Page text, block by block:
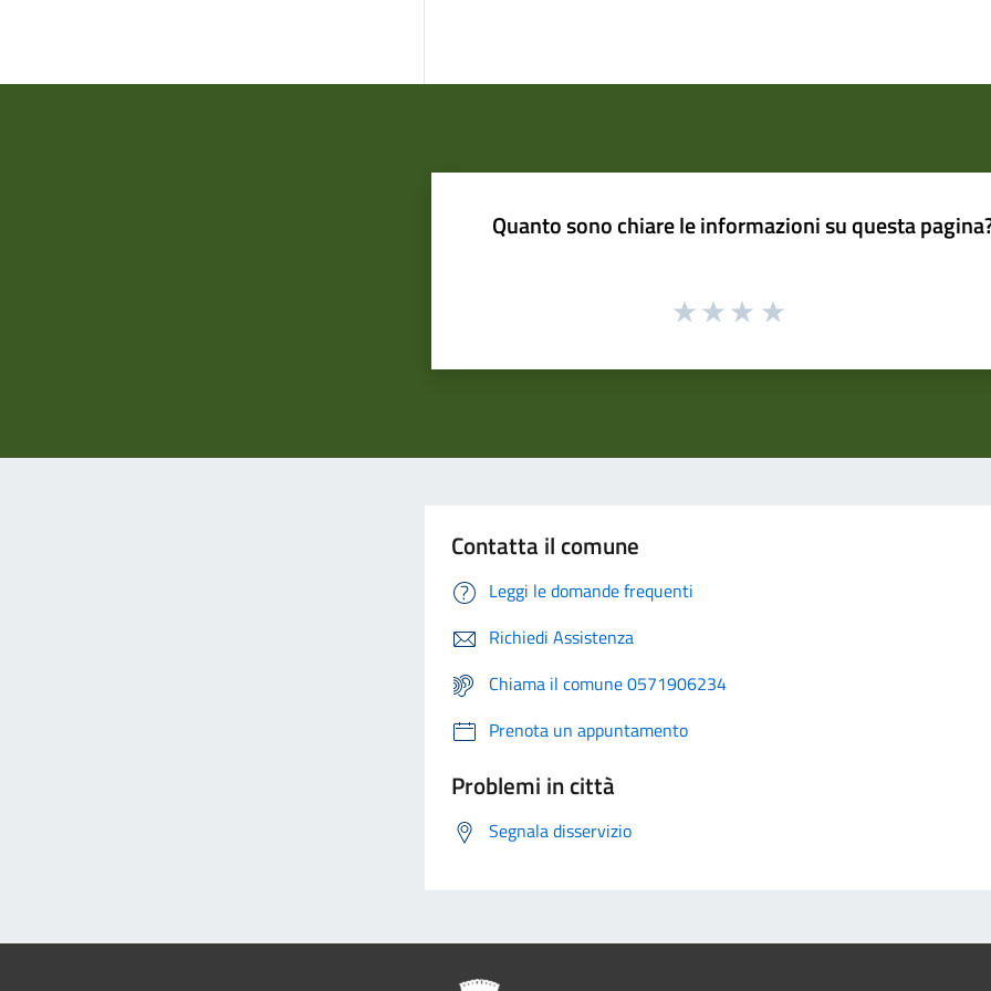
Quanto sono chiare le informazioni su questa
Contatta il comune
Leggi le domande frequenti
Richiedi Assistenza
Chiama il comune 0571906234
Prenota un appuntamento
Problemi in città
Segnala disservizio